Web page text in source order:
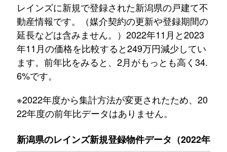
レインズに新規で登録された新潟県の戸建て不
動産情報です。（媒介契約の更新や登録期間の
延長などは含みません。）2022年11月と2023
年11月の価格を比較すると249万円減少してい
ます。前年比をみると、2月がもっとも高く34.
6%です。
※2022年度から集計方法が変更されたため、20
22年度の前年比データはありません。
新潟県のレインズ新規登録物件データ（2022年11